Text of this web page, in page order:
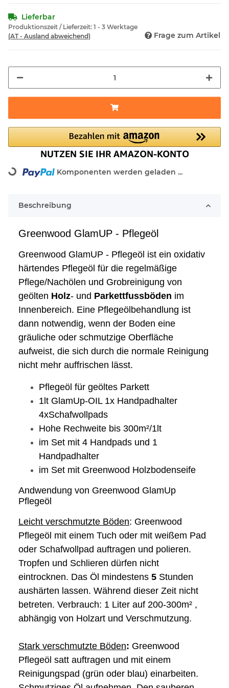
Lieferbar
Produktionszeit / Lieferzeit: 1 - 3 Werktage
(AT - Ausland abweichend)
Frage zum Artikel
Loading... Komponenten werden geladen ...
Beschreibung
Greenwood GlamUP - Pflegeöl
Greenwood GlamUP - Pflegeöl ist ein oxidativ
härtendes Pflegeöl für die regelmäßige
Pflege/Nachölen und Grobreinigung von
geölten Holz- und Parkettfussböden im
Innenbereich. Eine Pflegeölbehandlung ist
dann notwendig, wenn der Boden eine
gräuliche oder schmutzige Oberfläche
aufweist, die sich durch die normale Reinigung
nicht mehr auffrischen lässt.
Pflegeöl für geöltes Parkett
1lt GlamUp-OIL 1x Handpadhalter
4xSchafwollpads
Hohe Rechweite bis 300m²/1lt
im Set mit 4 Handpads und 1
Handpadhalter
im Set mit Greenwood Holzbodenseife
Andwendung von Greenwood GlamUp
Pflegeöl
Leicht verschmutzte Böden: Greenwood
Pflegeöl mit einem Tuch oder mit weißem Pad
oder Schafwollpad auftragen und polieren.
Tropfen und Schlieren dürfen nicht
eintrocknen. Das Öl mindestens 5 Stunden
aushärten lassen. Während dieser Zeit nicht
betreten. Verbrauch: 1 Liter auf 200-300m² ,
abhängig von Holzart und Verschmutzung.
Stark verschmutzte Böden: Greenwood
Pflegeöl satt auftragen und mit einem
Reinigungspad (grün oder blau) einarbeiten.